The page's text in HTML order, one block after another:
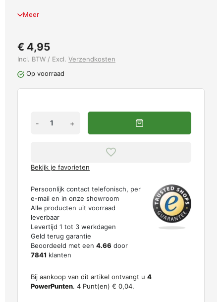
Meer
€ 4,95
Incl. BTW / Excl. Verzendkosten
Op voorraad
- +
Bekijk je favorieten
Persoonlijk contact telefonisch, per
e-mail en in onze showroom
Alle producten uit voorraad
leverbaar
Levertijd 1 tot 3 werkdagen
Geld terug garantie
Beoordeeld met een 4.66 door
7841 klanten
Bij aankoop van dit artikel ontvangt u 4
PowerPunten. 4 Punt(en) € 0,04.